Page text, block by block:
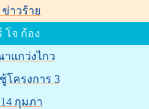
าวร้าย
โจ ก้อง
แกว่งไกว
โครงการ 3
กุมภา